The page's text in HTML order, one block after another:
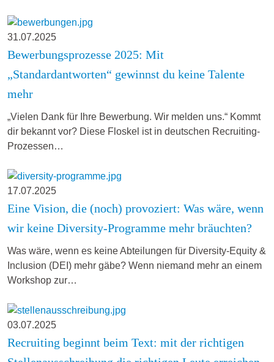
31.07.2025
Bewerbungsprozesse 2025: Mit
„Standardantworten“ gewinnst du keine Talente
mehr
„Vielen Dank für Ihre Bewerbung. Wir melden uns.“ Kommt
dir bekannt vor? Diese Floskel ist in deutschen Recruiting-
Prozessen…
17.07.2025
Eine Vision, die (noch) provoziert: Was wäre, wenn
wir keine Diversity-Programme mehr bräuchten?
Was wäre, wenn es keine Abteilungen für Diversity-Equity &
Inclusion (DEI) mehr gäbe? Wenn niemand mehr an einem
Workshop zur…
03.07.2025
Recruiting beginnt beim Text: mit der richtigen